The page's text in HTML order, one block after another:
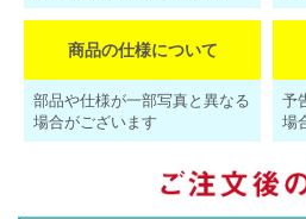
商品の仕様について
部品や仕様が一部写真と異なる
場合がございます
予
場